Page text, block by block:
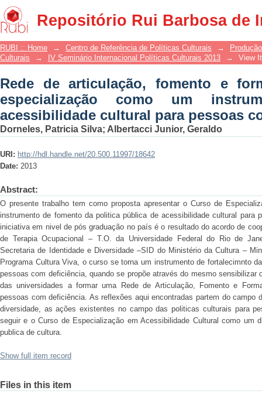
Repositório Rui Barbosa de
Rede de articulação, fomento e
instrumento da política
RUBI :: Home → Centro de Referência de Políticas Culturais →
Culturais
→ IV Seminário Internacional Políticas Culturais 2013 → View
Rede de articulação, fomento e
especialização como um
acessibilidade cultural para pessoas
Dorneles, Patricia Silva; Albertacci Junior, Geraldo
URI: http://hdl.handle.net/20.500.11997/18642
Date: 2013
Abstract:
O presente trabalho tem como proposta apresentar o Curso de
instrumento de fomento da politica pública de acessibilidade cultural para
iniciativa em nivel de pós graduação no país é o resultado do acordo de
de Terapia Ocupacional – T.O. da Universidade Federal do Rio de
Secretaria de Identidade e Diversidade –SID do Ministério da Cultura –
Programa Cultura Viva, o curso se torna um instrumento de fortalecimnto
pessoas com deficiência, quando se propõe através do mesmo sensibilizar
das universidades a formar uma Rede de Articulação, Fomento e
pessoas com deficiência. As reflexões aqui encontradas partem do campo
diversidade, as ações existentes no campo das politicas culturais para
seguir e o Curso de Especialização em Acessibilidade Cultural como um
publica de cultura.
Show full item record
Files in this item